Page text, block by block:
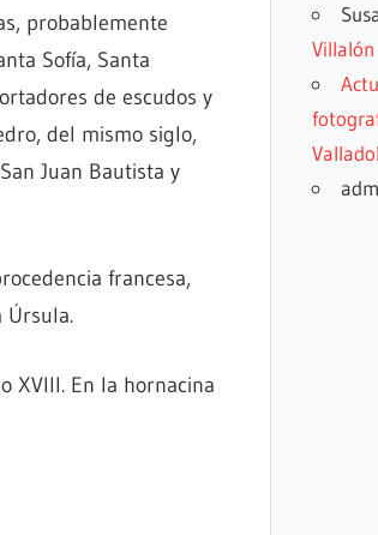
probablemente
Sofía, Santa
de escudos y
del mismo siglo,
Juan Bautista y
francesa,
Úrsula.
XVIII. En la hornacina